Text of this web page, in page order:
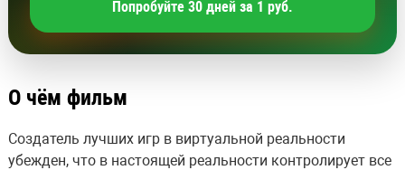
Попробуйте 30 дней за 1 руб.
О чём фильм
Создатель лучших игр в виртуальной реальности
убежден, что в настоящей реальности контролирует все